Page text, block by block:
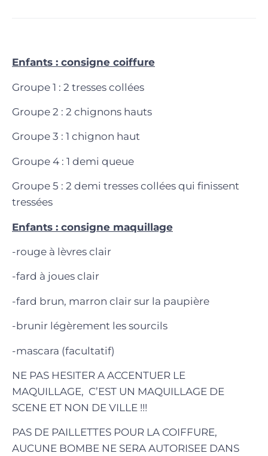
Enfants : consigne coiffure
Groupe 1 : 2 tresses collées
Groupe 2 : 2 chignons hauts
Groupe 3 : 1 chignon haut
Groupe 4 : 1 demi queue
Groupe 5 : 2 demi tresses collées qui finissent
tressées
Enfants : consigne maquillage
-rouge à lèvres clair
-fard à joues clair
-fard brun, marron clair sur la paupière
-brunir légèrement les sourcils
-mascara (facultatif)
NE PAS HESITER A ACCENTUER LE
MAQUILLAGE, C’EST UN MAQUILLAGE DE
SCENE ET NON DE VILLE !!!
PAS DE PAILLETTES POUR LA COIFFURE,
AUCUNE BOMBE NE SERA AUTORISEE DANS